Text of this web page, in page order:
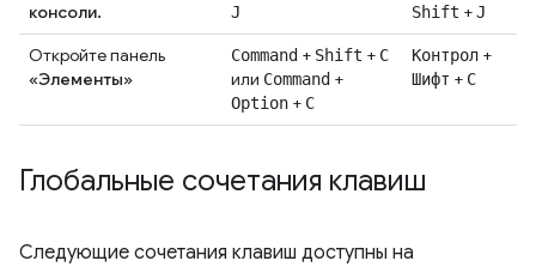
консоли.
J Shift +J
Откройте панель
«Элементы»
Command + Shift + C
или Command +
Option + C
Контрол +
Шифт + С
Глобальные сочетания клавиш
Следующие сочетания клавиш доступны на